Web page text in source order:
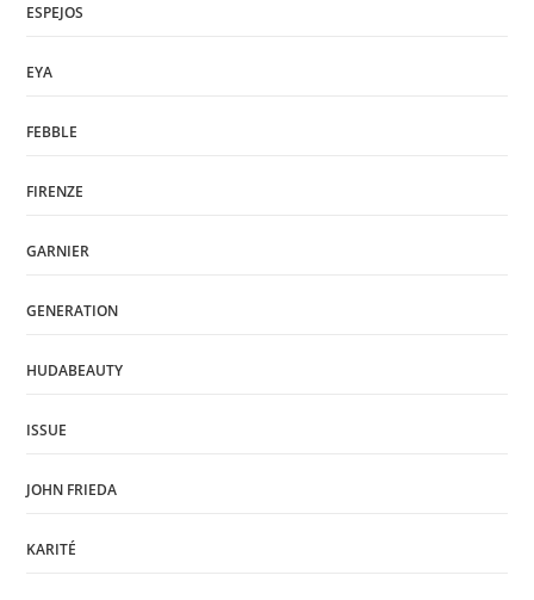
ESPEJOS
EYA
FEBBLE
FIRENZE
GARNIER
GENERATION
HUDABEAUTY
ISSUE
JOHN FRIEDA
KARITÉ